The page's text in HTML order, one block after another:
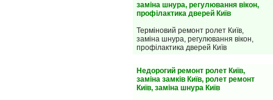
заміна шнура, регулювання вікон,
профілактика дверей Київ
Терміновий ремонт ролет Київ,
заміна шнура, регулювання вікон,
профілактика дверей Київ
Недорогий ремонт ролет Київ,
заміна замків Київ, ролет ремонт
Київ, заміна шнура Київ